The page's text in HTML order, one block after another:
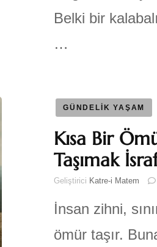
Belki bir
…
GÜNDELİK YAŞAM
Kısa Bir
Taşımak
Geliştirici Katre-i Matem
İnsan zihni,
ömür taşır.